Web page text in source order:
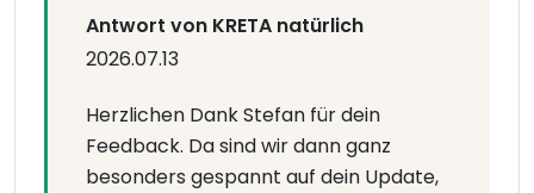
Antwort von KRETA natürlich
2026.07.13
Herzlichen Dank Stefan für dein
Feedback. Da sind wir dann ganz
besonders gespannt auf dein Update,